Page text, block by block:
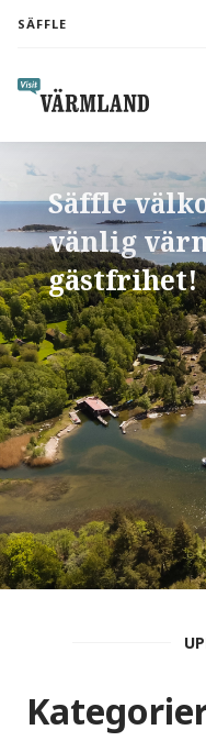
content
SÄFFLE
Säffle
vänlig
gästfrihet!